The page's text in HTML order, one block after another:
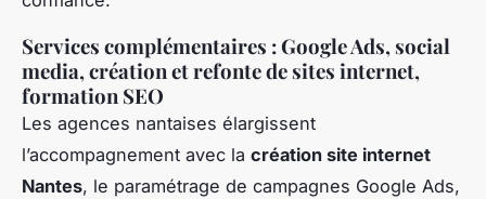
Services complémentaires : Google Ads, social
media, création et refonte de sites internet,
formation SEO
Les agences nantaises élargissent
l’accompagnement avec la création site internet
Nantes, le paramétrage de campagnes Google Ads,